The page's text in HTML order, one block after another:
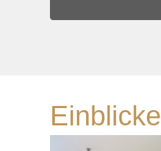
Einblicke